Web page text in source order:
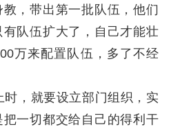
，带出第一批队伍，他们
队伍扩大了，自己才能壮
万来配置队伍，多了不经
，就要设立部门组织，实
一切都交给自己的得利干